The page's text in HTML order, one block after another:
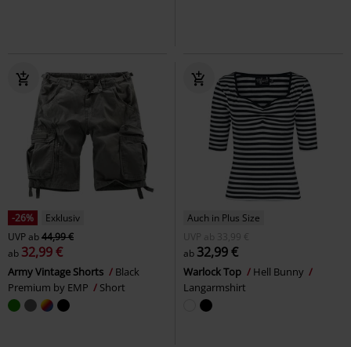
-26%
Exklusiv
UVPab44,99 €
ab 32,99 €
Army Vintage Shorts
Black
Premium by EMP
Short
Auch in Plus Size
UVP
ab
33,99 €
ab 32,99 €
Warlock Top
Hell Bunny
Langarmshirt